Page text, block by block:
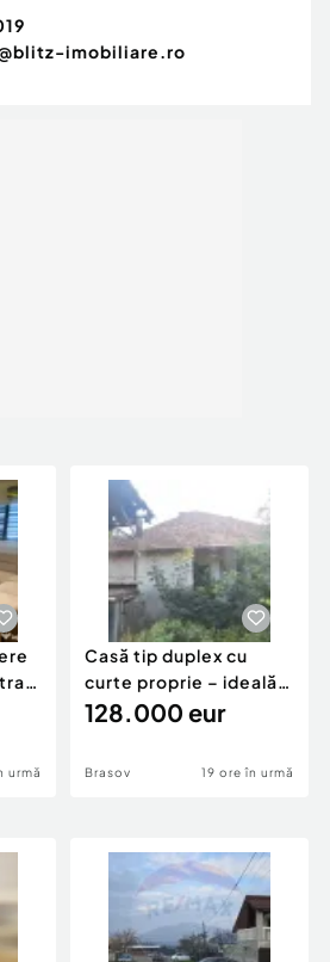
imobiliare.ro
urmă
Casă tip duplex cu
curte proprie – ideală
pentru renovar
128.000 eur
Brasov 19 ore în urmă